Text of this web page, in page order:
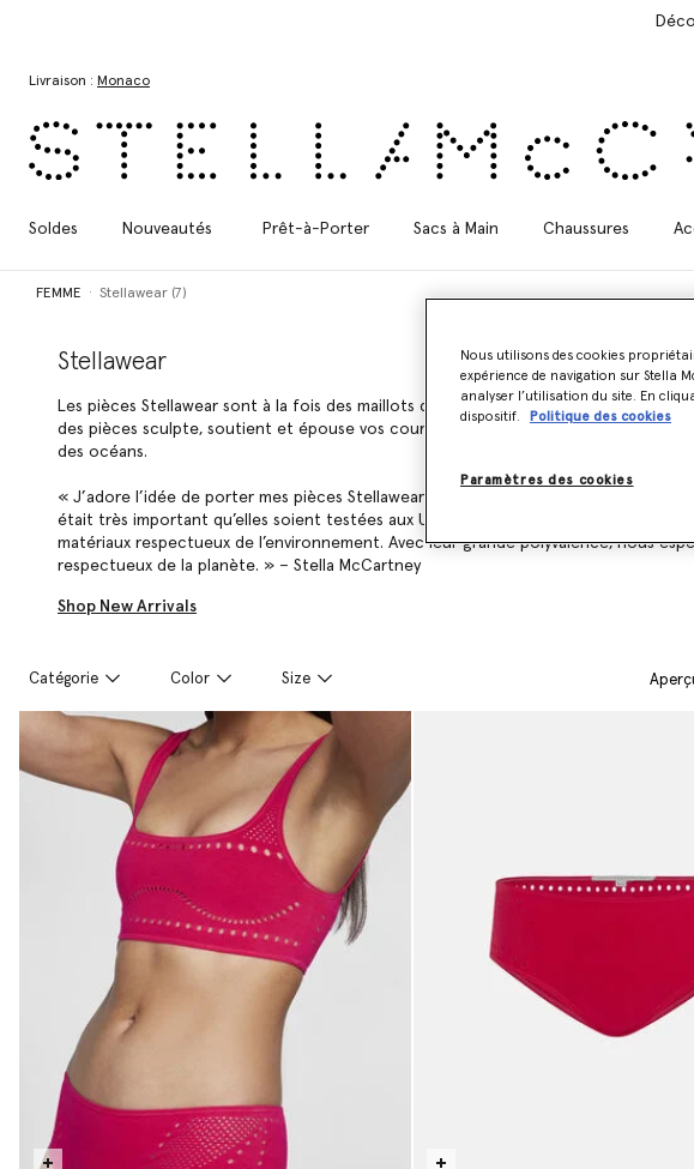
Livraison : Monaco
Soldes Nouveautés Prêt-à-Porter Sacs à Main Chaussures
FEMME Stellawear (7)
Stellawear
Les pièces Stellawear sont à la fois des maillots de bain, des vêtements gainants
des pièces sculpte, soutient et épouse vos courbes grâce à l’AQUAFIL doux,
des océans.
« J’adore l’idée de porter mes pièces Stellawear avec un jean, d’enlever cette
était très important qu’elles soient testées aux UV et qu’elles ne craignent ni le
matériaux respectueux de l’environnement. Avec leur grande polyvalence, nous
respectueux de la planète. » – Stella McCartney
Shop New Arrivals
Catégorie Color Size
Nous utilisons des cookies
expérience de navigation sur Stella
analyser l’utilisation du site. En
dispositif.
Politique des cookies
Paramètres des cookies